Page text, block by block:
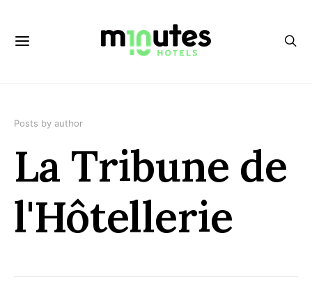
Posts by author
La Tribune de
l'Hôtellerie